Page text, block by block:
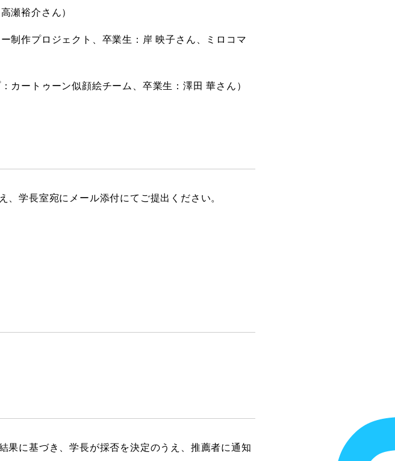
瀬裕介さん）
制作プロジェクト、卒業生：岸 映子さん、ミロコマ
カートゥーン似顔絵チーム、卒業生：澤田 華さん）
学長室宛にメール添付にてご提出ください。
果に基づき、学長が採否を決定のうえ、推薦者に通知